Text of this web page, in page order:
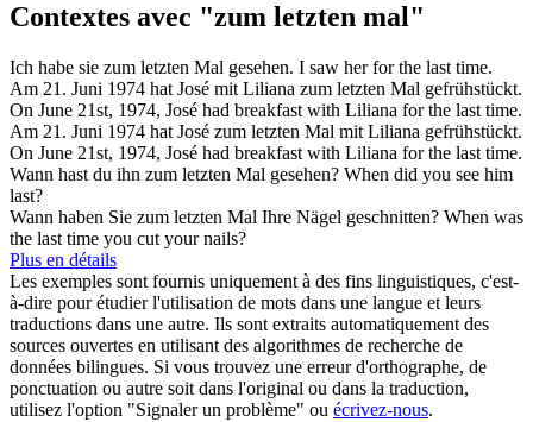
Contextes avec "zum letzten mal"
Ich habe sie zum letzten Mal gesehen. I saw herfor the last time.
Am 21. Juni 1974 hat José mit Liliana zum letzten Mal gefrühstückt.
On June 21st, 1974, José had breakfast with Liliana for the last time.
Am 21. Juni 1974 hat José zum letzten Mal mit Liliana gefrühstückt.
On June 21st, 1974, José had breakfast with Liliana for the last time.
Wann hast du ihn zum letzten Mal gesehen? When did you see him
last?
Wann haben Sie zum letzten Mal Ihre Nägel geschnitten? When was
the last time you cut your nails?
Plus en détails
Les exemples sont fournis uniquement à des fins linguistiques, c'est-
à-dire pour étudier l'utilisation de mots dans une langue et leurs
traductions dans une autre. Ils sont extraits automatiquement des
sources ouvertes en utilisant des algorithmes de recherche de
données bilingues. Si vous trouvez une erreur d'orthographe, de
ponctuation ou autre soit dans l'original ou dans la traduction,
utilisez l'option "Signaler un problème" ou écrivez-nous.